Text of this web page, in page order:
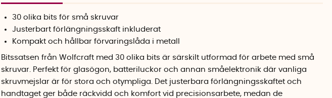
30 olika bits för små skruvar
Justerbart förlängningsskaft inkluderat
Kompakt och hållbar förvaringslåda i metall
Bitssatsen från Wolfcraft med 30 olika bits är särskilt utformad för arbete med små
skruvar. Perfekt för glasögon, batteriluckor och annan småelektronik där vanliga
skruvmejslar är för stora och otympliga. Det justerbara förlängningsskaftet och
handtaget ger både räckvidd och komfort vid precisionsarbete, medan de